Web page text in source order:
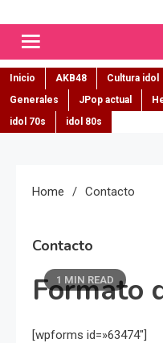
Inicio AKB48 Cultura idol
Generales
JPop actual
idol 70s
idol 80s
Home Contacto
Contacto
1 MIN READ
Formato
[wpforms id=»63474″]